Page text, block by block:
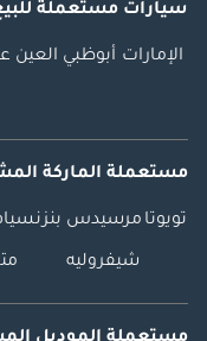
سيارات مستعملة
الإمارات أبوظبي العين
مستعملة الماركة
تويوتا مرسيدس بنز
شيفروليه